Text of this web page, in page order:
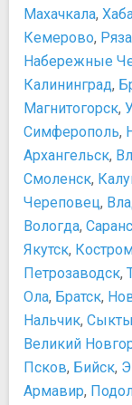
Махачкала,
Кемерово,
Набережные
Калининград,
Магнитогорск,
Симферополь,
Архангельск,
Смоленск,
Череповец,
Вологда,
Якутск,
Петрозаводск,
Ола, Братск,
Нальчик,
Великий
Псков, Бийск,
Армавир,